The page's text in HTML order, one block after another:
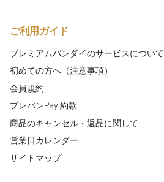
ご利用ガイド
プレミアムバンダイのサービスについて
初めての方へ（注意事項）
会員規約
プレバンPay 約款
商品のキャンセル・返品に関して
営業日カレンダー
サイトマップ